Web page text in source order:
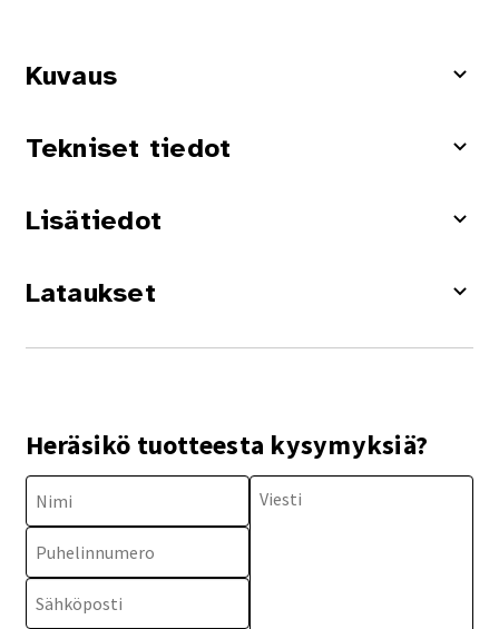
Kuvaus
Tekniset tiedot
Lisätiedot
Lataukset
Heräsikö tuotteesta kysymyksiä?